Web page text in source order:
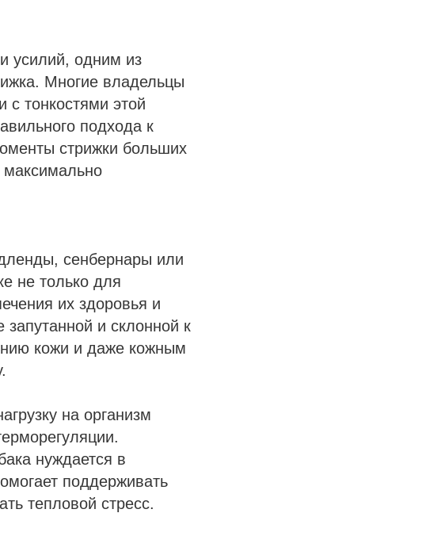
усилий, одним из
Многие владельцы
с тонкостями этой
подхода к
стрижки больших
максимально
сенбернары или
не только для
их здоровья и
и склонной к
кожи и даже кожным
на организм
нуждается в
поддерживать
тепловой стресс.